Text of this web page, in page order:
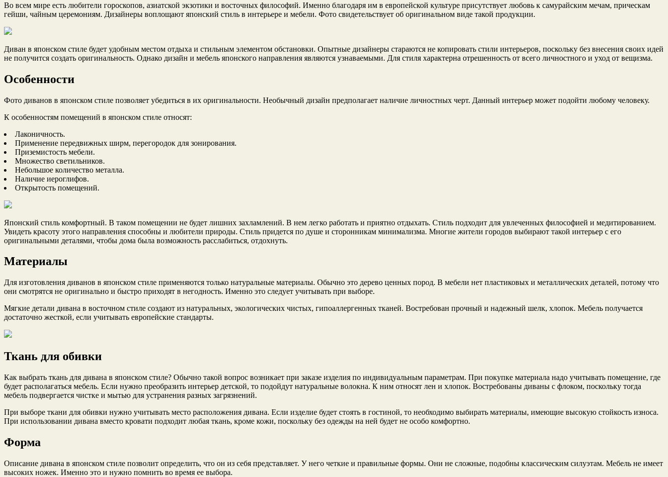
Во всем мире есть любители гороскопов, азиатской экзотики и восточных философий. Именно благодаря им в европейской культуре присутствует любовь к самурайским мечам, прическам
гейши, чайным церемониям. Дизайнеры воплощают японский стиль в интерьере и мебели. Фото свидетельствует об оригинальном виде такой продукции.
Диван в японском стиле будет удобным местом отдыха и стильным элементом обстановки. Опытные дизайнеры стараются не копировать стили интерьеров, поскольку без внесения своих идей
не получится создать оригинальность. Однако дизайн и мебель японского направления являются узнаваемыми. Для стиля характерна отрешенность от всего личностного и уход от вещизма.
Особенности
Фото диванов в японском стиле позволяет убедиться в их оригинальности. Необычный дизайн предполагает наличие личностных черт. Данный интерьер может подойти любому человеку.
К особенностям помещений в японском стиле относят:
Лаконичность.
Применение передвижных ширм, перегородок для зонирования.
Приземистость мебели.
Множество светильников.
Небольшое количество металла.
Наличие иероглифов.
Открытость помещений.
Японский стиль комфортный. В таком помещении не будет лишних захламлений. В нем легко работать и приятно отдыхать. Стиль подходит для увлеченных философией и медитированием.
Увидеть красоту этого направления способны и любители природы. Стиль придется по душе и сторонникам минимализма. Многие жители городов выбирают такой интерьер с его
оригинальными деталями, чтобы дома была возможность расслабиться, отдохнуть.
Материалы
Для изготовления диванов в японском стиле применяются только натуральные материалы. Обычно это дерево ценных пород. В мебели нет пластиковых и металлических деталей, потому что
они смотрятся не оригинально и быстро приходят в негодность. Именно это следует учитывать при выборе.
Мягкие детали дивана в восточном стиле создают из натуральных, экологических чистых, гипоаллергенных тканей. Востребован прочный и надежный шелк, хлопок. Мебель получается
достаточно жесткой, если учитывать европейские стандарты.
Ткань для обивки
Как выбрать ткань для дивана в японском стиле? Обычно такой вопрос возникает при заказе изделия по индивидуальным параметрам. При покупке материала надо учитывать помещение, где
будет располагаться мебель. Если нужно преобразить интерьер детской, то подойдут натуральные волокна. К ним относят лен и хлопок. Востребованы диваны с флоком, поскольку тогда
мебель подвергается чистке и мытью для устранения разных загрязнений.
При выборе ткани для обивки нужно учитывать место расположения дивана. Если изделие будет стоять в гостиной, то необходимо выбирать материалы, имеющие высокую стойкость износа.
При использовании дивана вместо кровати подходит любая ткань, кроме кожи, поскольку без одежды на ней будет не особо комфортно.
Форма
Описание дивана в японском стиле позволит определить, что он из себя представляет. У него четкие и правильные формы. Они не сложные, подобны классическим силуэтам. Мебель не имеет
высоких ножек. Именно это и нужно помнить во время ее выбора.